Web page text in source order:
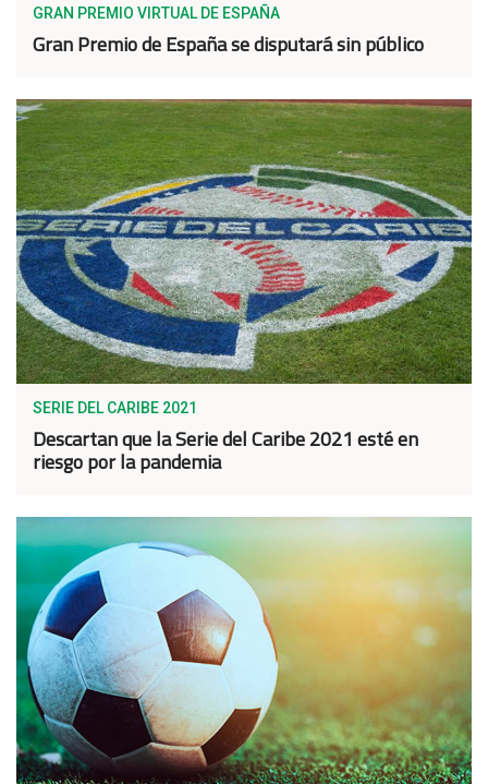
GRAN PREMIO VIRTUAL DE ESPAÑA
Gran Premio de España se disputará sin público
SERIE DEL CARIBE 2021
Descartan que la Serie del Caribe 2021 esté en
riesgo por la pandemia